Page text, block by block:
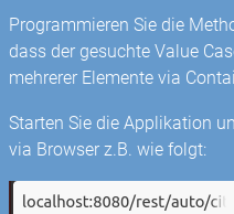
Programmieren Sie die
dass der gesuchte Value
mehrerer Elemente via
Starten Sie die Applikation
via Browser z.B. wie folgt: